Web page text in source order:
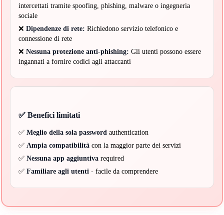
intercettati tramite spoofing, phishing, malware o ingegneria
sociale
❌ Dipendenze di rete: Richiedono servizio telefonico e
connessione di rete
❌ Nessuna protezione anti-phishing: Gli utenti possono essere
ingannati a fornire codici agli attaccanti
✅ Benefici limitati
✅ Meglio della sola password authentication
✅ Ampia compatibilitàcon la maggior parte dei servizi
✅ Nessuna app aggiuntivarequired
✅ Familiare agli utenti - facile da comprendere